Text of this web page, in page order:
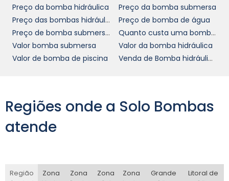
Preço da bomba hidráulica
Preço da bomba submersa
Preço das bombas hidráulicas em SP
Preço de bomba de água
Preço de bomba submersivel
Quanto custa uma bomba de água
Valor bomba submersa
Valor da bomba hidráulica
Valor de bomba de piscina
Venda de Bomba hidráulica de pistão
Regiões onde a Solo Bombas
atende
Região
Zona
Zona
Zona
Zona
Grande
Litoral de